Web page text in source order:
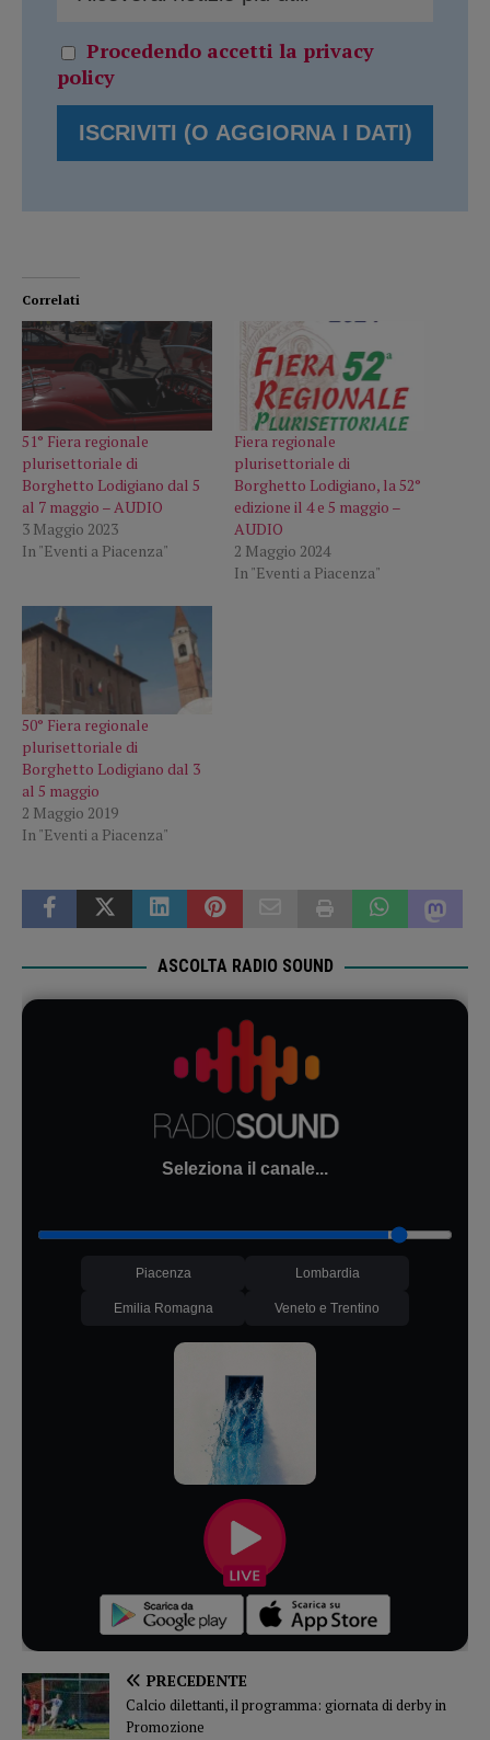
Procedendo accetti la privacy
policy
Correlati
51° Fiera regionale
plurisettoriale di
Borghetto Lodigiano dal 5
al 7 maggio – AUDIO
3 Maggio 2023
In "Eventi a Piacenza"
Fiera regionale
plurisettoriale di
Borghetto Lodigiano, la 52°
edizione il 4 e 5 maggio –
AUDIO
2 Maggio 2024
In "Eventi a Piacenza"
50° Fiera regionale
plurisettoriale di
Borghetto Lodigiano dal 3
al 5 maggio
2 Maggio 2019
In "Eventi a Piacenza"
ASCOLTA RADIO SOUND
Seleziona il canale...
Piacenza Lombardia
Emilia Romagna Veneto e Trentino
PRECEDENTE
Calcio dilettanti, il programma: giornata di derby in
Promozione